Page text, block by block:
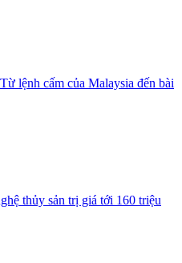
lệnh cấm của Malaysia đến bài
thủy sản trị giá tới 160 triệu